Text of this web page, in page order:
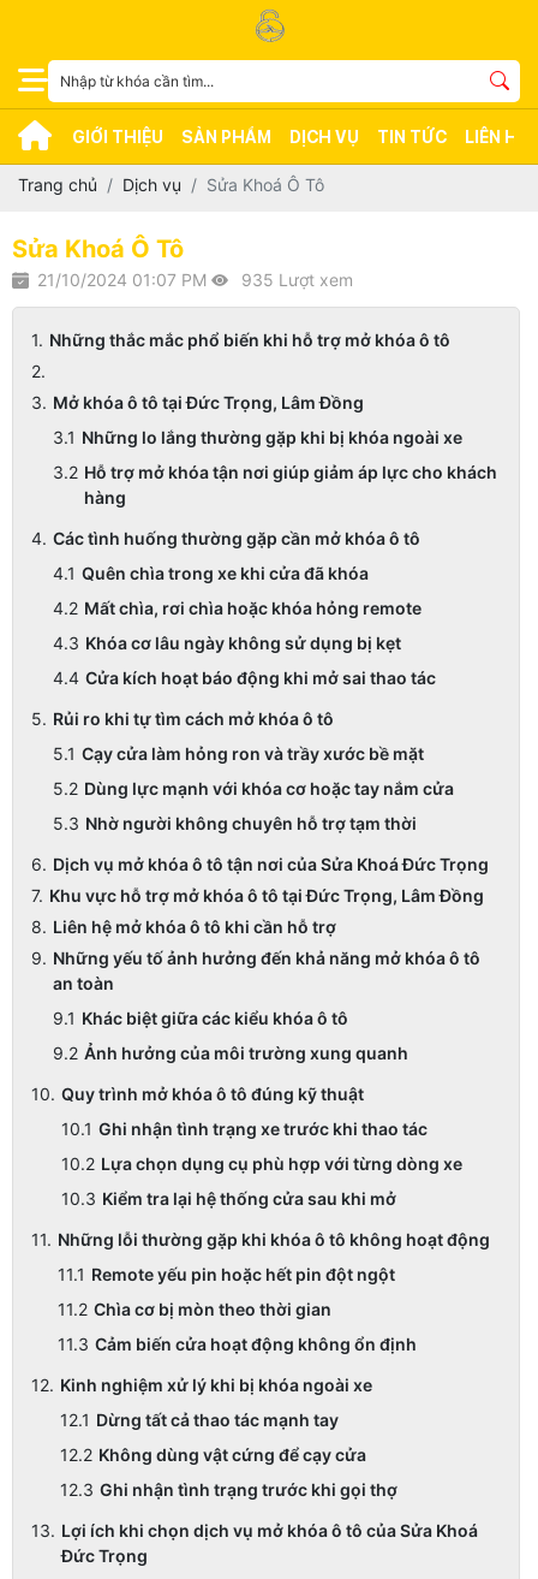
GIỚI THIỆU SẢN PHẨM DỊCH VỤ TIN TỨC LIÊN HỆ
Trang chủ Dịch vụ Sửa Khoá Ô Tô
Sửa Khoá Ô Tô
21/10/2024 01:07 PM 935 Lượt xem
Những thắc mắc phổ biến khi hỗ trợ mở khóa ô tô
Mở khóa ô tô tại Đức Trọng, Lâm Đồng
Những lo lắng thường gặp khi bị khóa ngoài xe
Hỗ trợ mở khóa tận nơi giúp giảm áp lực cho khách
hàng
Các tình huống thường gặp cần mở khóa ô tô
Quên chìa trong xe khi cửa đã khóa
Mất chìa, rơi chìa hoặc khóa hỏng remote
Khóa cơ lâu ngày không sử dụng bị kẹt
Cửa kích hoạt báo động khi mở sai thao tác
Rủi ro khi tự tìm cách mở khóa ô tô
Cạy cửa làm hỏng ron và trầy xước bề mặt
Dùng lực mạnh với khóa cơ hoặc tay nắm cửa
Nhờ người không chuyên hỗ trợ tạm thời
Dịch vụ mở khóa ô tô tận nơi của Sửa Khoá Đức Trọng
Khu vực hỗ trợ mở khóa ô tô tại Đức Trọng, Lâm Đồng
Liên hệ mở khóa ô tô khi cần hỗ trợ
Những yếu tố ảnh hưởng đến khả năng mở khóa ô tô
an toàn
Khác biệt giữa các kiểu khóa ô tô
Ảnh hưởng của môi trường xung quanh
Quy trình mở khóa ô tô đúng kỹ thuật
Ghi nhận tình trạng xe trước khi thao tác
Lựa chọn dụng cụ phù hợp với từng dòng xe
Kiểm tra lại hệ thống cửa sau khi mở
Những lỗi thường gặp khi khóa ô tô không hoạt động
Remote yếu pin hoặc hết pin đột ngột
Chìa cơ bị mòn theo thời gian
Cảm biến cửa hoạt động không ổn định
Kinh nghiệm xử lý khi bị khóa ngoài xe
Dừng tất cả thao tác mạnh tay
Không dùng vật cứng để cạy cửa
Ghi nhận tình trạng trước khi gọi thợ
Lợi ích khi chọn dịch vụ mở khóa ô tô của Sửa Khoá
Đức Trọng